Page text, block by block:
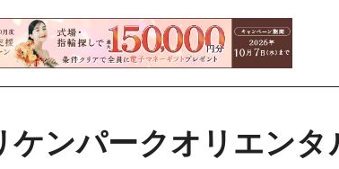
ケンパークオリエン